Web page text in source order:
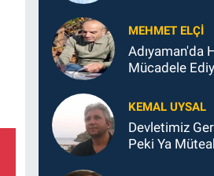
MEHMET ELÇI
Adıyaman'da
Mücadele
KEMAL UYSAL
Devletimiz
Peki Ya